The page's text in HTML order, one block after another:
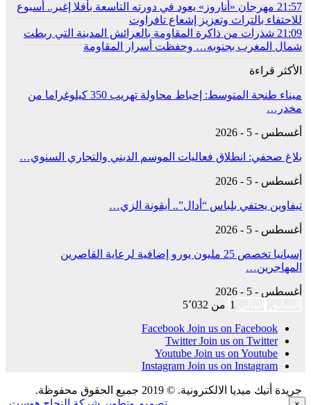
21:57 مهرجان «أناروز» يعود في دورته التاسعة بأفلا إغير.. أسبوع
للاحتفاء بالتراث وتعزيز إشعاع تافراوت
21:09 شذرات من ذاكرة المقاومة بالعرائش المدينة التي ربطت
شمال المغرب بجنوبه… وحفظت أسرار المقاومة
الأكثر قراءة
ميناء طنجة المتوسط: إحباط محاولة تهريب 350 كيلوغراما من
مخدر…
أغسطس - 5 - 2026
بلاغ صحفي: انطلاق فعاليات الموسم الديني والتجاري السنوي…
أغسطس - 5 - 2026
تيفاوين يحتفي بلباس “أدال”.. أيقونة الزي…
أغسطس - 5 - 2026
إسبانيا تخصص 25 مليون يورو إضافية لرعاية القاصرين
المهاجرين…
أغسطس - 5 - 2026
1 من 5٬032
Facebook Join us on Facebook
Twitter Join us on Twitter
Youtube Join us on Youtube
Instagram Join us on Instagram
جريدة أتيك ميديا الالكترونية. © 2019 جميع الحقوق محفوظة.